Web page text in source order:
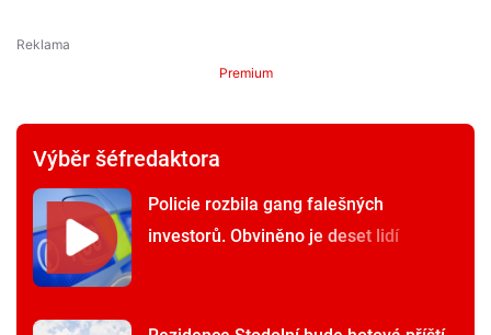
Premium
Výběr šéfredaktora
Policie rozbila gang falešných
investorů. Obviněno je deset lidí